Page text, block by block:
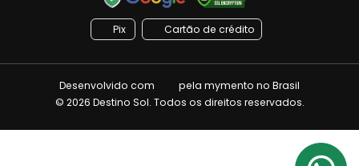
Pix Cartão de crédito
Desenvolvido com pela mymento no Brasil
© 2026 Destino Sol. Todos os direitos reservados.